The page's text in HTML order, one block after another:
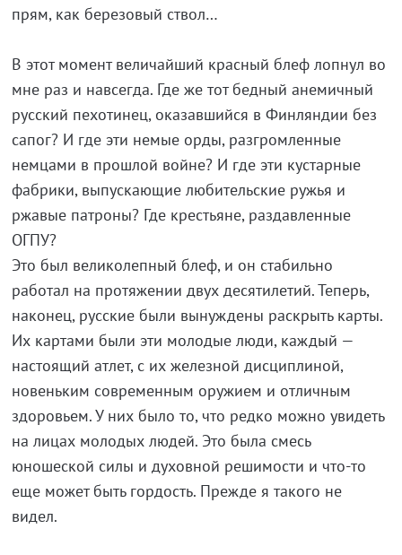
прям, как березовый ствол…
В этот момент величайший красный блеф лопнул во
мне раз и навсегда. Где же тот бедный анемичный
русский пехотинец, оказавшийся в Финляндии без
сапог? И где эти немые орды, разгромленные
немцами в прошлой войне? И где эти кустарные
фабрики, выпускающие любительские ружья и
ржавые патроны? Где крестьяне, раздавленные
ОГПУ?
Это был великолепный блеф, и он стабильно
работал на протяжении двух десятилетий. Теперь,
наконец, русские были вынуждены раскрыть карты.
Их картами были эти молодые люди, каждый —
настоящий атлет, с их железной дисциплиной,
новеньким современным оружием и отличным
здоровьем. У них было то, что редко можно увидеть
на лицах молодых людей. Это была смесь
юношеской силы и духовной решимости и что-то
еще может быть гордость. Прежде я такого не
видел.